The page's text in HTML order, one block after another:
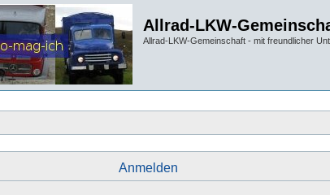
Allrad-LKW-
Allrad-LKW-Gemeinschaft - mit freundlicher
Anmelden